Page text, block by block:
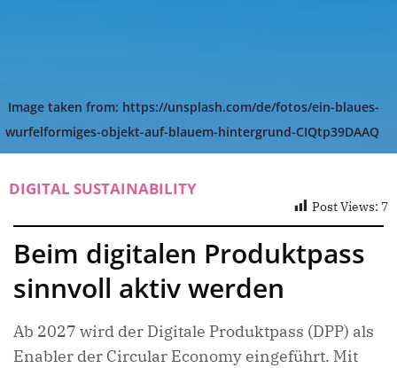
Image taken from: https://unsplash.com/de/fotos/ein-blaues-
wurfelformiges-objekt-auf-blauem-hintergrund-CIQtp39DAAQ
DIGITAL SUSTAINABILITY
Post Views: 7
Beim digitalen Produktpass
sinnvoll aktiv werden
Ab 2027 wird der Digitale Produktpass (DPP) als
Enabler der Circular Economy eingeführt. Mit